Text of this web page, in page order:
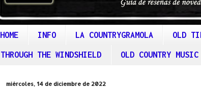
HOME INFO LA COUNTRYGRAMOLA OLD
THROUGH THE WINDSHIELD OLD COUNTRY MUSIC
miércoles, 14 de diciembre de 2022